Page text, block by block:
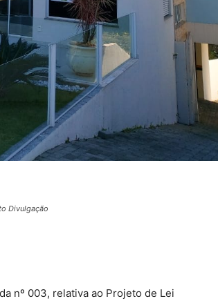
Divulgação
nº 003, relativa ao Projeto de Lei